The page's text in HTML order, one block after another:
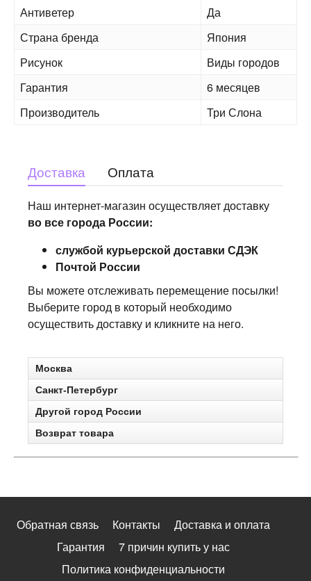
Антиветер
Да
Страна бренда
Япония
Рисунок
Виды городов
Гарантия
6 месяцев
Производитель
Три Слона
Доставка Оплата
Наш интернет-магазин осуществляет доставку
во все города России:
службой курьерской доставки СДЭК
Почтой России
Вы можете отслеживать перемещение посылки!
Выберите город в который необходимо
осуществить доставку и кликните на него.
Москва
Санкт-Петербург
Другой город России
Возврат товара
Обратная связь Контакты
Доставка и оплата
Гарантия
7 причин купить у нас
Политика конфиденциальности